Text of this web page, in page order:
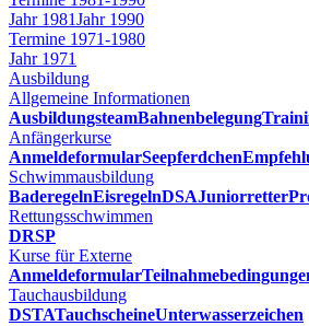
Jahr 1981Jahr 1990
Termine 1971-1980
Jahr 1971
Ausbildung
Allgemeine Informationen
AusbildungsteamBahnenbelegung
Anfängerkurse
AnmeldeformularSeepferdchen
Schwimmausbildung
BaderegelnEisregelnDSAJuniorretter
Rettungsschwimmen
DRSP
Kurse für Externe
Anmeldeformular
Tauchausbildung
DSTATauchscheineUnterwasserzeichen